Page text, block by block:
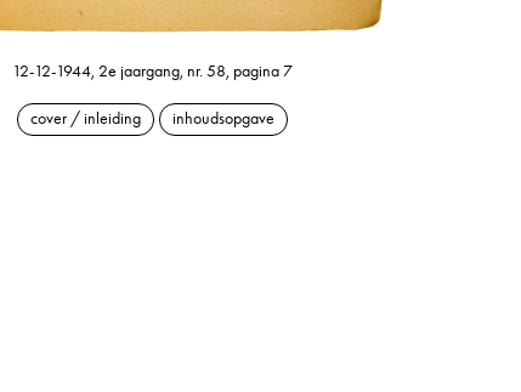
12-12-1944, 2e jaargang, nr. 58, pagina 7
cover / inleiding inhoudsopgave